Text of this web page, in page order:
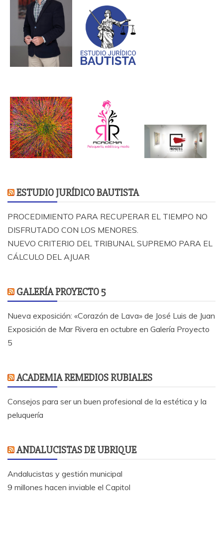
ESTUDIO JURÍDICO BAUTISTA
PROCEDIMIENTO PARA RECUPERAR EL TIEMPO NO
DISFRUTADO CON LOS MENORES.
NUEVO CRITERIO DEL TRIBUNAL SUPREMO PARA EL
CÁLCULO DEL AJUAR
GALERÍA PROYECTO 5
Nueva exposición: «Corazón de Lava» de José Luis de Juan
Exposición de Mar Rivera en octubre en Galería Proyecto
5
ACADEMIA REMEDIOS RUBIALES
Consejos para ser un buen profesional de la estética y la
peluquería
ANDALUCISTAS DE UBRIQUE
Andalucistas y gestión municipal
9 millones hacen inviable el Capitol